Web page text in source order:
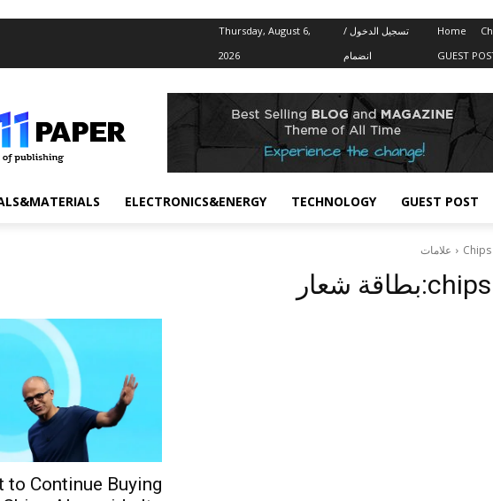
Thursday, August 6,
2026
تسجيل الدخول /
انضمام
Home
GUEST
ELECTRONICS&ENERGY TECHNOLOGY GUEST POST
علامات Chips
بطاقة شعار:chips
Continue Buying